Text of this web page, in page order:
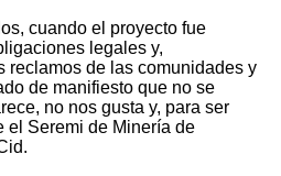
cuando el proyecto fue
legales y,
reclamos de las comunidades y
de manifiesto que no se
no nos gusta y, para ser
el Seremi de Minería de